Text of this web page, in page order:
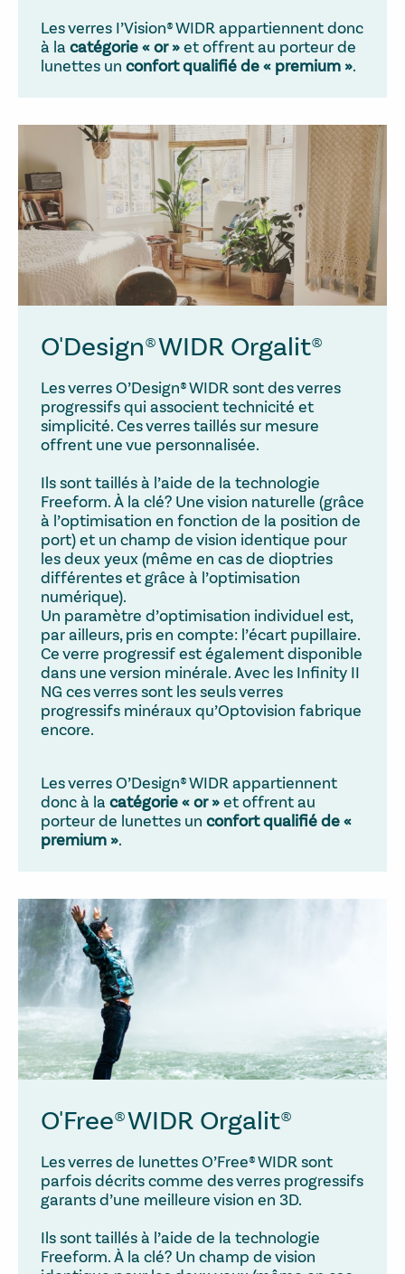
Les verres I’Vision® WIDR appartiennent donc
à la catégorie « or »et offrent au porteur de
lunettes un confort qualifié de « premium ».
O'Design® WIDR Orgalit®
Les verres O’Design® WIDR sont des verres
progressifs qui associent technicité et
simplicité. Ces verres taillés sur mesure
offrent une vue personnalisée.
Ils sont taillés à l’aide de la technologie
Freeform. À la clé? Une vision naturelle (grâce
à l’optimisation en fonction de la position de
port) et un champ de vision identique pour
les deux yeux (même en cas de dioptries
différentes et grâce à l’optimisation
numérique).
Un paramètre d’optimisation individuel est,
par ailleurs, pris en compte: l’écart pupillaire.
Ce verre progressif est également disponible
dans une version minérale. Avec les Infinity II
NG ces verres sont les seuls verres
progressifs minéraux qu’Optovision fabrique
encore.
Les verres O’Design® WIDR appartiennent
donc à la catégorie « or »et offrent au
porteur de lunettes un confort qualifié de «
premium ».
O'Free® WIDR Orgalit®
Les verres de lunettes O’Free® WIDR sont
parfois décrits comme des verres progressifs
garants d’une meilleure vision en 3D.
Ils sont taillés à l’aide de la technologie
Freeform. À la clé? Un champ de vision